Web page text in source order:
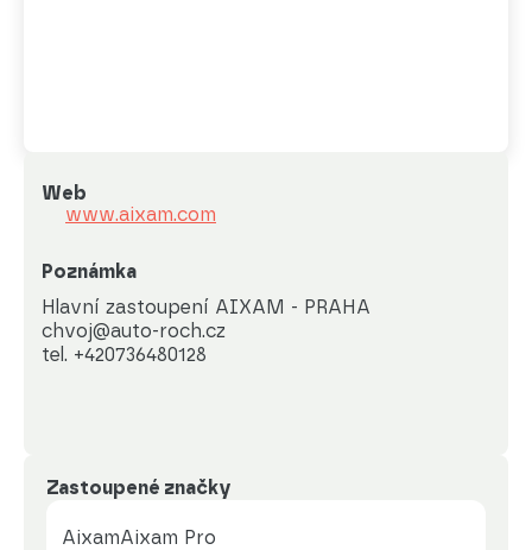
Web
www.aixam.com
Poznámka
Hlavní zastoupení AIXAM - PRAHA
chvoj@auto-roch.cz
tel. +420736480128
Zastoupené značky
AixamAixam Pro